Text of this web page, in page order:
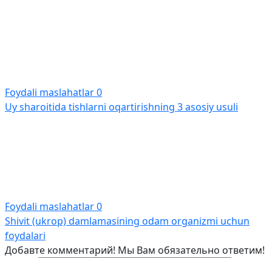
Foydali maslahatlar0
Uy sharoitida tishlarni oqartirishning 3 asosiy usuli
Foydali maslahatlar0
Shivit (ukrop) damlamasining odam organizmi uchun
foydalari
Добавте комментарий! Мы Вам обязательно ответим!